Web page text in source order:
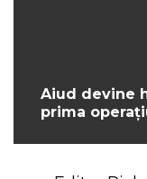
Aiud devine
prima